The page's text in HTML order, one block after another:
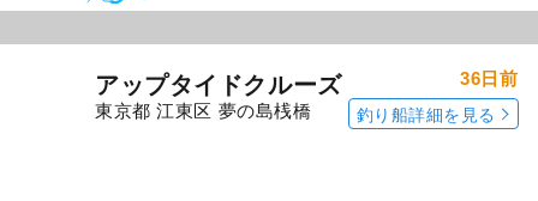
アップタイドクルーズ
東京都 江東区 夢の島桟橋
36日前
釣り船詳細を見る